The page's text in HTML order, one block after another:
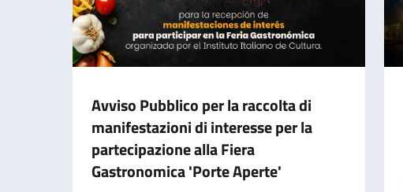
Avviso Pubblico per la raccolta di
manifestazioni di interesse per la
partecipazione alla Fiera
Gastronomica 'Porte Aperte'